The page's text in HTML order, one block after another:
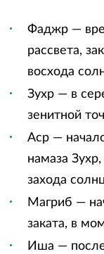
Фаджр —
рассвета,
восхода
Зухр — в
зенитной
Аср —
намаза
захода
Магриб —
заката, в
Иша — после